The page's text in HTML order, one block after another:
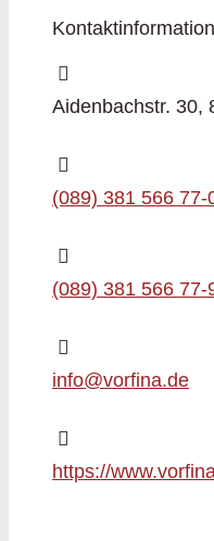
Aidenbachstr. 30,
(089) 381 566 77-
(089) 381 566 77-
info@vorfina.de
https://